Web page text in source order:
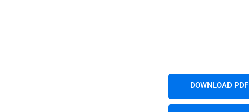
DOWNLOAD PDF